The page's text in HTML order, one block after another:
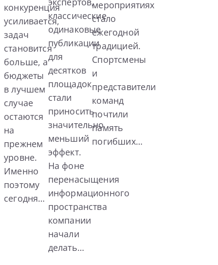
конкуренция
усиливается,
задач
становится
больше, а
бюджеты
в лучшем
случае
остаются
на
прежнем
уровне.
Именно
поэтому
сегодня…
классические
одинаковые
публикации
для
десятков
площадок
стали
приносить
значительно
меньший
эффект.
На фоне
перенасыщения
информационного
пространства
компании
начали
делать…
мероприятиях
стало
ежегодной
традицией.
Спортсмены
и
представители
команд
почтили
память
погибших…